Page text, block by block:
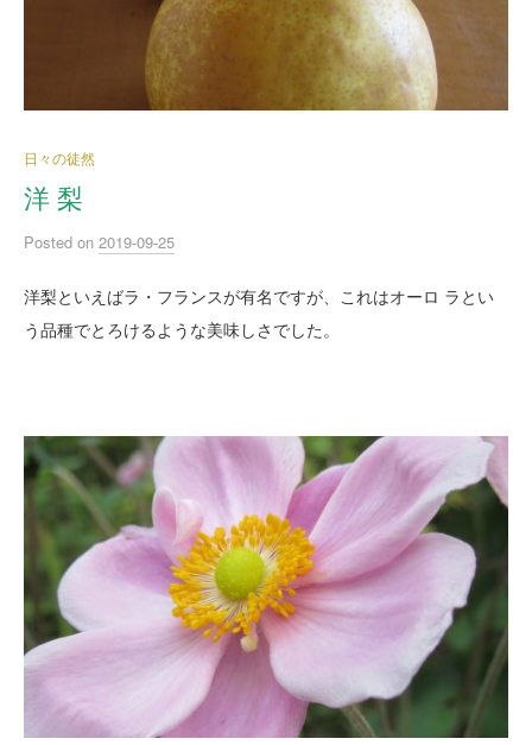
日々の徒然
洋 梨
Posted on 2019-09-25
洋梨といえばラ・フランスが有名ですが、これはオーロ ラとい
う品種でとろけるような美味しさでした。